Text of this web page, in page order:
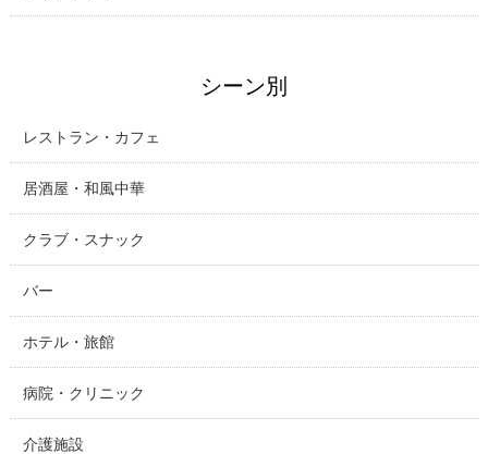
シーン別
レストラン・カフェ
居酒屋・和風中華
クラブ・スナック
バー
ホテル・旅館
病院・クリニック
介護施設